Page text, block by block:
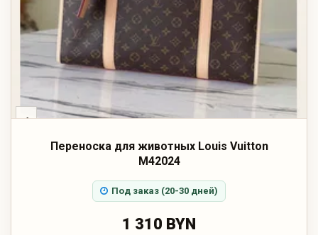
‹
Переноска для животных Louis Vuitton
M42024
Под заказ (20-30 дней)
1 310 BYN